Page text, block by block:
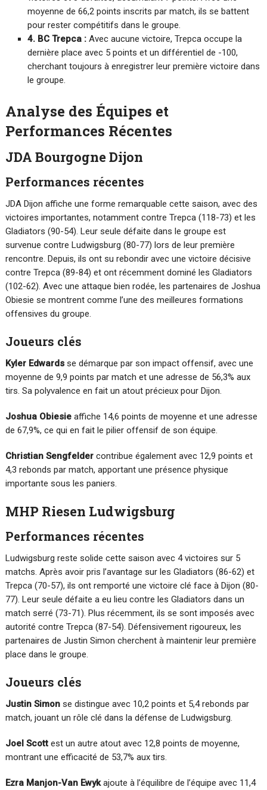
moyenne de 66,2 points inscrits par match, ils se battent
pour rester compétitifs dans le groupe.
4. BC Trepca : Avec aucune victoire, Trepca occupe la
dernière place avec 5 points et un différentiel de -100,
cherchant toujours à enregistrer leur première victoire dans
le groupe.
Analyse des Équipes et
Performances Récentes
JDA Bourgogne Dijon
Performances récentes
JDA Dijon affiche une forme remarquable cette saison, avec des
victoires importantes, notamment contre Trepca (118-73) et les
Gladiators (90-54). Leur seule défaite dans le groupe est
survenue contre Ludwigsburg (80-77) lors de leur première
rencontre. Depuis, ils ont su rebondir avec une victoire décisive
contre Trepca (89-84) et ont récemment dominé les Gladiators
(102-62). Avec une attaque bien rodée, les partenaires de Joshua
Obiesie se montrent comme l’une des meilleures formations
offensives du groupe.
Joueurs clés
Kyler Edwardsse démarque par son impact offensif, avec une
moyenne de 9,9 points par match et une adresse de 56,3% aux
tirs. Sa polyvalence en fait un atout précieux pour Dijon.
Joshua Obiesieaffiche 14,6 points de moyenne et une adresse
de 67,9%, ce qui en fait le pilier offensif de son équipe.
Christian Sengfeldercontribue également avec 12,9 points et
4,3 rebonds par match, apportant une présence physique
importante sous les paniers.
MHP Riesen Ludwigsburg
Performances récentes
Ludwigsburg reste solide cette saison avec 4 victoires sur 5
matchs. Après avoir pris l’avantage sur les Gladiators (86-62) et
Trepca (70-57), ils ont remporté une victoire clé face à Dijon (80-
77). Leur seule défaite a eu lieu contre les Gladiators dans un
match serré (73-71). Plus récemment, ils se sont imposés avec
autorité contre Trepca (87-54). Défensivement rigoureux, les
partenaires de Justin Simon cherchent à maintenir leur première
place dans le groupe.
Joueurs clés
Justin Simonse distingue avec 10,2 points et 5,4 rebonds par
match, jouant un rôle clé dans la défense de Ludwigsburg.
Joel Scottest un autre atout avec 12,8 points de moyenne,
montrant une efficacité de 53,7% aux tirs.
Ezra Manjon-Van Ewykajoute à l’équilibre de l’équipe avec 11,4